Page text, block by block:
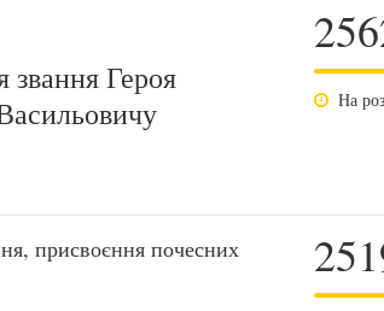
звання Героя
На
присвоєння почесних